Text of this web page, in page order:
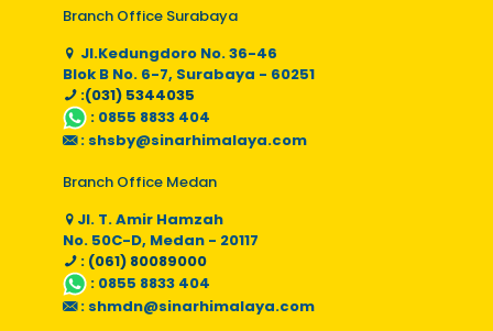
Branch Office Surabaya
Jl.Kedungdoro No. 36-46
Blok B No. 6-7, Surabaya - 60251
:(031) 5344035
: 0855 8833 404
: shsby@sinarhimalaya.com
Branch Office Medan
Jl. T. Amir Hamzah
No. 50C-D, Medan - 20117
: (061) 80089000
: 0855 8833 404
: shmdn@sinarhimalaya.com